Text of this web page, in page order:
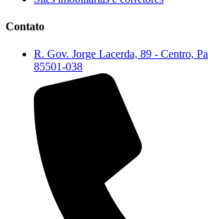
Contato
R. Gov. Jorge Lacerda, 89 - Centro,
85501-038